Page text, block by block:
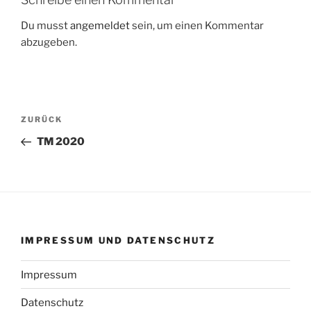
Du musstangemeldetsein, um einen Kommentar
abzugeben.
Beitragsnavigation
Vorheriger
Beitrag
ZURÜCK
TM 2020
IMPRESSUM UND DATENSCHUTZ
Impressum
Datenschutz